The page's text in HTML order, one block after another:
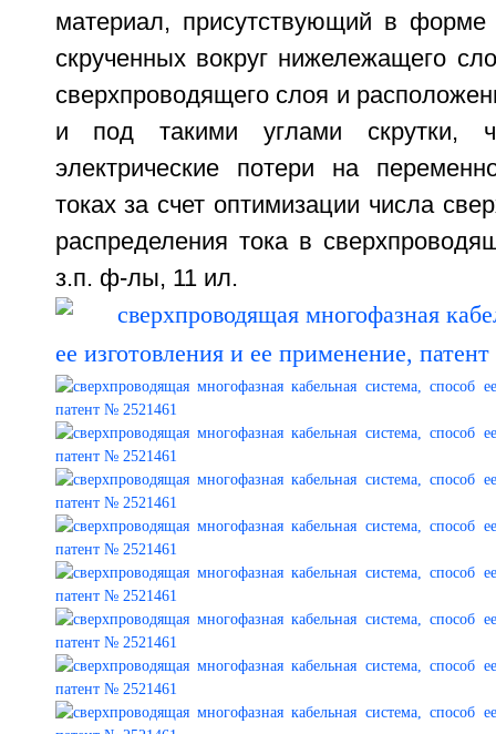
материал, присутствующий в форме
скрученных вокруг нижележащего
сверхпроводящего слоя и
и под такими углами скрутки,
электрические потери на
токах за счет оптимизации числа
распределения тока в
з.п. ф-лы, 11 ил.